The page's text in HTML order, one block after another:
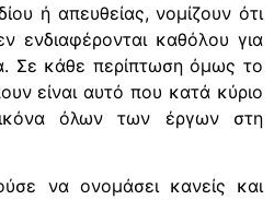
ή απευθείας, νομίζουν ότι
ενδιαφέρονται καθόλου για
Σε κάθε περίπτωση όμως το
είναι αυτό που κατά κύριο
όλων των έργων στη
να ονομάσει κανείς και